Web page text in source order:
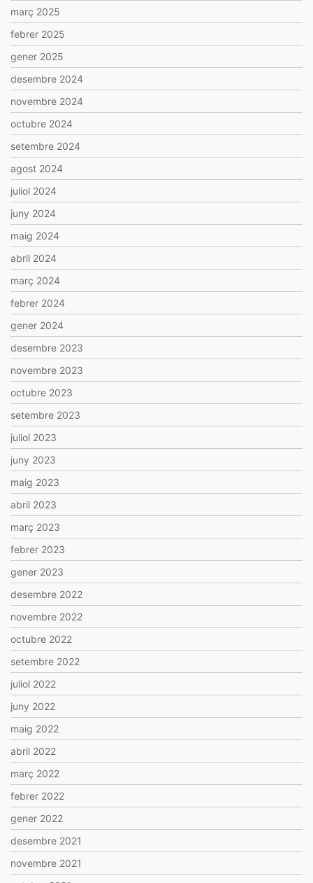
març 2025
febrer 2025
gener 2025
desembre 2024
novembre 2024
octubre 2024
setembre 2024
agost 2024
juliol 2024
juny 2024
maig 2024
abril 2024
març 2024
febrer 2024
gener 2024
desembre 2023
novembre 2023
octubre 2023
setembre 2023
juliol 2023
juny 2023
maig 2023
abril 2023
març 2023
febrer 2023
gener 2023
desembre 2022
novembre 2022
octubre 2022
setembre 2022
juliol 2022
juny 2022
maig 2022
abril 2022
març 2022
febrer 2022
gener 2022
desembre 2021
novembre 2021